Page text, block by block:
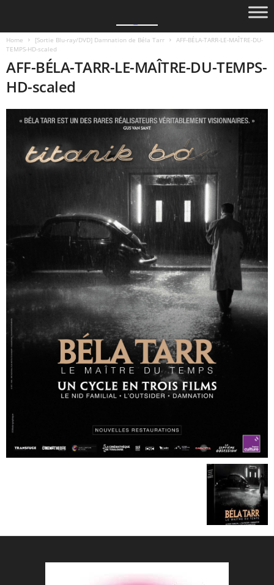
Home [Sortie Blu-ray/DVD] Damnation de Béla Tarr
AFF-BÉLA-TARR-LE-MAÎTRE-DU-
TEMPS-HD-scaled
AFF-BÉLA-TARR-LE-MAÎTRE-DU-TEMPS-
HD-scaled